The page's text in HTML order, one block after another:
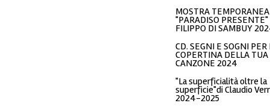
MOSTRA TEMPORANEA
"PARADISO
FILIPPO DI SAMBUY
CD. SEGNI E SOGNI PER
COPERTINA DELLA TUA
CANZONE 2024
"La superficialità oltre la
superficie"di Claudio
2024-2025